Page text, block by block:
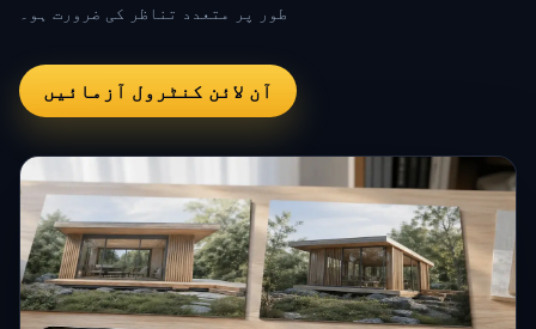
طور پر متعدد تناظر کی ضرورت ہو۔
آن لائن کنٹرول آزمائیں